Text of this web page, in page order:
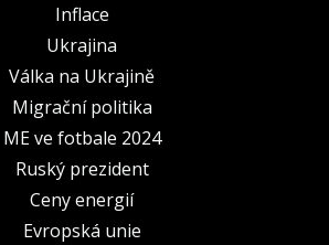
Inflace
Ukrajina
Válka na Ukrajině
Migrační politika
ME ve fotbale 2024
Ruský prezident
Ceny energií
Evropská unie